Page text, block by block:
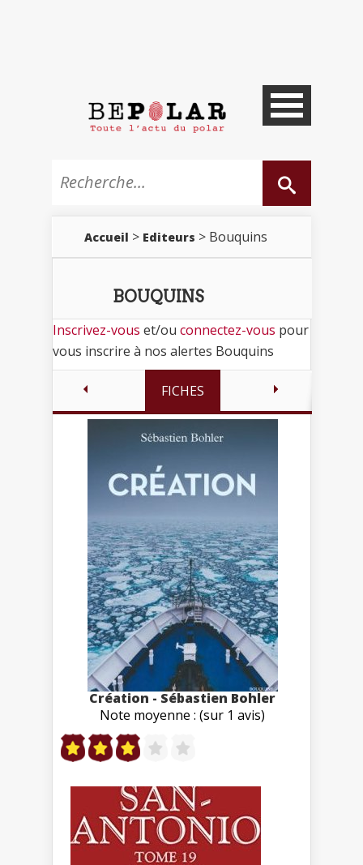
Accueil > Editeurs > Bouquins
BOUQUINS
Inscrivez-vous et/ou connectez-vous pour
vous inscrire à nos alertes Bouquins
FICHES
Création - Sébastien Bohler
Note moyenne : (sur 1 avis)